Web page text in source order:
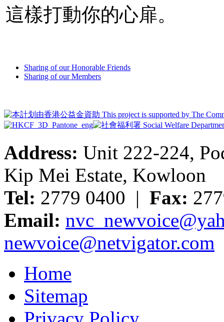
這樣打動你的心扉。
Sharing of our Honorable Friends
Sharing of our Members
Address: Unit 222-224,
Kip Mei Estate, Kowloon
Tel: 2779 0400 | Fax:
Email:
newvoice@netvigator.com
Home
Sitemap